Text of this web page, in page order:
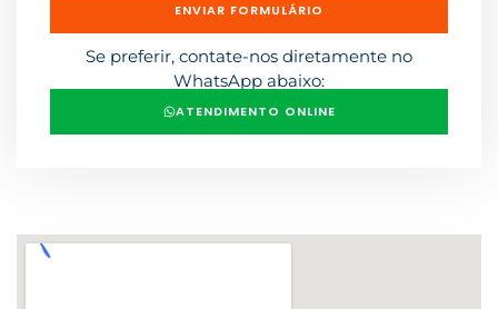
ENVIAR FORMULÁRIO
Se preferir, contate-nos diretamente no
WhatsApp abaixo:
ATENDIMENTO ONLINE